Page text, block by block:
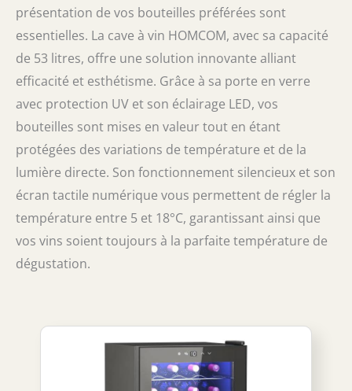
présentation de vos bouteilles préférées sont
essentielles. La cave à vin HOMCOM, avec sa capacité
de 53 litres, offre une solution innovante alliant
efficacité et esthétisme. Grâce à sa porte en verre
avec protection UV et son éclairage LED, vos
bouteilles sont mises en valeur tout en étant
protégées des variations de température et de la
lumière directe. Son fonctionnement silencieux et son
écran tactile numérique vous permettent de régler la
température entre 5 et 18°C, garantissant ainsi que
vos vins soient toujours à la parfaite température de
dégustation.